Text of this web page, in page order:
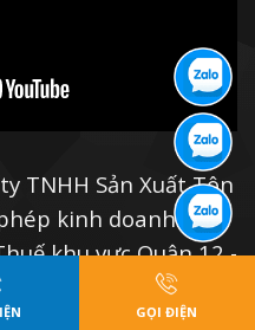
TNHH Sản Xuất Tôn
kinh doanh số:
khu vực Quận 12 -
Tphcm cấp
GỌI ĐIỆN